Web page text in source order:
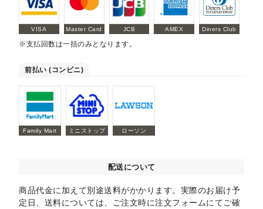
VISA Master Card JCB AMEX Diners Club
※支払回数は一括のみとなります。
前払い (コンビニ)
Family Mart ミニストップ ローソン
配送について
商品代金に加えて別途送料がかかります。実際のお届け予
定日、送料については、ご注文時に注文フォームにてご確